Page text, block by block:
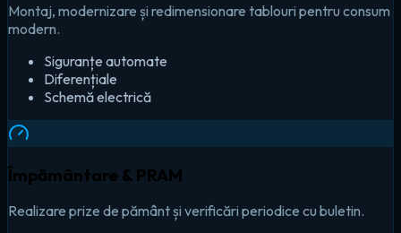
Montaj, modernizare și redimensionare tablouri pentru consum
modern.
Siguranțe automate
Diferențiale
Schemă electrică
Împământare & PRAM
Realizare prize de pământ și verificări periodice cu buletin.